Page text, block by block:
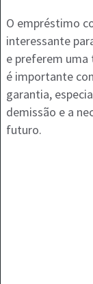
O empréstimo
interessante
e preferem uma
é importante
garantia,
demissão e a
futuro.